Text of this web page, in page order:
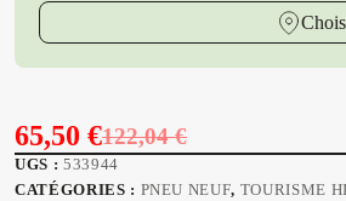
122,04€
Le
prix
65,50€Le
prix
UGS : 533944
CATÉGORIES : PNEU NEUF, TOURISME